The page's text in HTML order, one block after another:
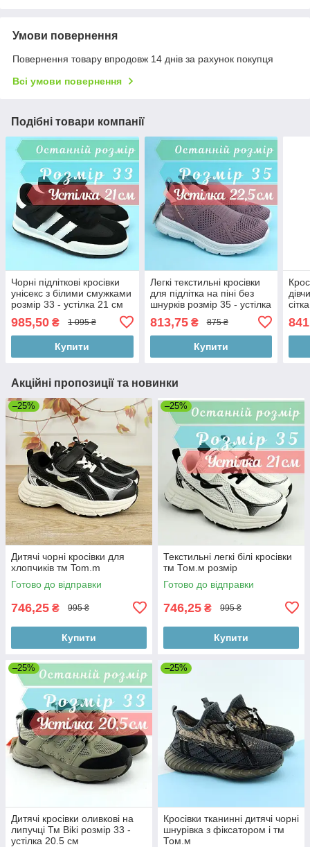
Умови повернення
Повернення товару впродовж 14 днів за рахунок покупця
Всі умови повернення
Подібні товари компанії
Чорні підліткові кросівки
унісекс з білими смужками
розмір 33 - устілка 21 см
985,50 ₴ 1 095 ₴
Купити
Легкі текстильні кросівки
для підлітка на піні без
шнурків розмір 35 - устілка
813,75₴ 875 ₴
Купити
Акційні пропозиції та новинки
–25%
Дитячі чорні кросівки для
хлопчиків тм Tom.m
Готово до відправки
746,25 ₴ 995 ₴
Купити
–25%
Текстильні легкі білі кросівки
тм Том.м розмір
Готово до відправки
746,25 ₴ 995 ₴
Купити
–25%
Дитячі кросівки оливкові на
липучці Тм Biki розмір 33 -
устілка 20.5 см
–25%
Кросівки тканинні дитячі чорні
шнурівка з фіксатором і тм
Том.м